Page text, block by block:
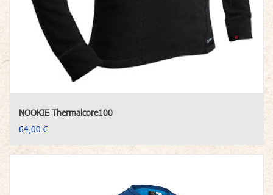
NOOKIE Thermalcore100
64,00 €